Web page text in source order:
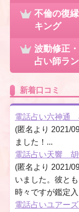
不倫の復
キング
波動修正
占い師ラ
新着口コミ
電話占い六神通
(匿名より 2021/
ました！...
電話占い天響 胡
(匿名より 2021/
いました。彼と
時々ですが鑑定
電話占いユアー